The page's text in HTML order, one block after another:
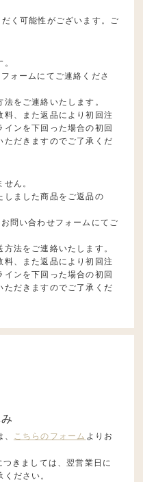
く可能性がございます。ご
ォームにてご連絡くださ
をご連絡いたします。
、また返品により初回注
ンを下回った場合の初回
ただきますのでご了承くだ
ん。
しました商品をご返品の
問い合わせフォームにてご
法をご連絡いたします。
、また返品により初回注
ンを下回った場合の初回
ただきますのでご了承くだ
こちらのフォーム よりお
きましては、翌営業日に
ださい。